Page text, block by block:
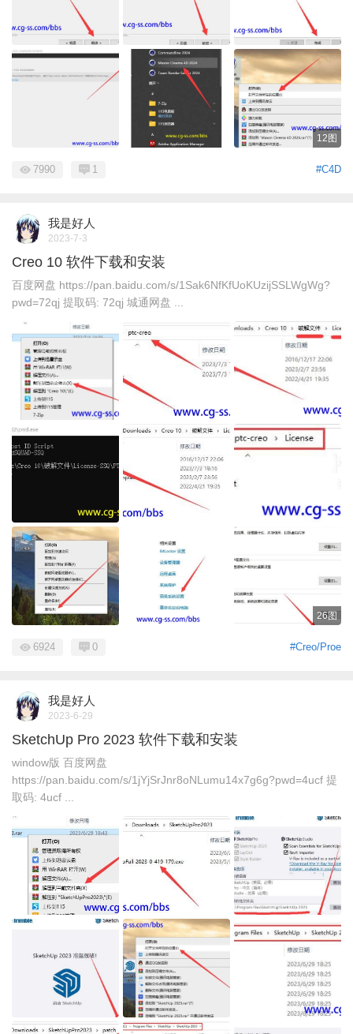
12图
#C4D
7990 1
我是好人
2023-7-3
Creo 10 软件下载和安装
百度网盘 https://pan.baidu.com/s/1Sak6NfKfUoKUzijSSLWgWg?
pwd=72qj 提取码: 72qj 城通网盘 ...
26图
#Creo/Proe
6924 0
我是好人
2023-6-29
SketchUp Pro 2023 软件下载和安装
window版 百度网盘
https://pan.baidu.com/s/1jYjSrJnr8oNLumu14x7g6g?pwd=4ucf 提
取码: 4ucf ...